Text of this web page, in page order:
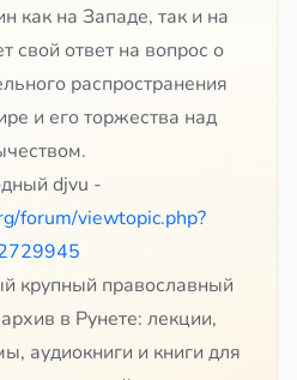
как на Западе, так и на
свой ответ на вопрос о
распространения
и его торжества над
djvu -
forum/viewtopic.php?
крупный православный
в Рунете: лекции,
аудиокниги и книги для